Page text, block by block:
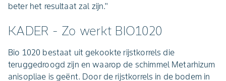
beter het resultaat zal zijn.''
KADER - Zo werkt BIO1020
Bio 1020 bestaat uit gekookte rijstkorrels die
teruggedroogd zijn en waarop de schimmel Metarhizum
anisopliae is geënt. Door de rijstkorrels in de bodem in